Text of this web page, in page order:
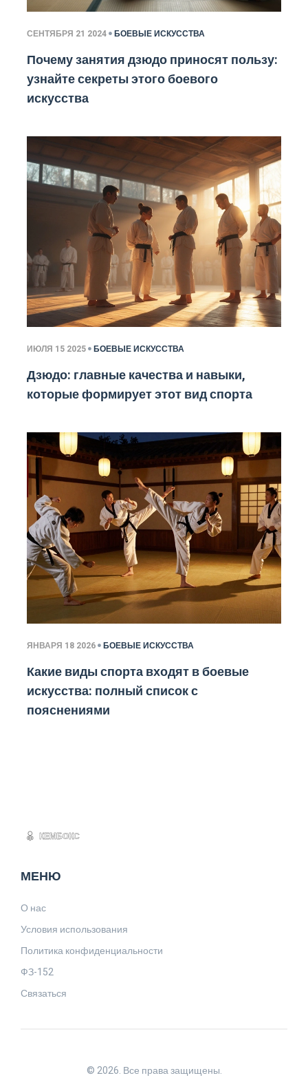
СЕНТЯБРЯ 21 2024 БОЕВЫЕ ИСКУССТВА
Почему занятия дзюдо приносят пользу:
узнайте секреты этого боевого
искусства
ИЮЛЯ 15 2025 БОЕВЫЕ ИСКУССТВА
Дзюдо: главные качества и навыки,
которые формирует этот вид спорта
ЯНВАРЯ 18 2026 БОЕВЫЕ ИСКУССТВА
Какие виды спорта входят в боевые
искусства: полный список с
пояснениями
МЕНЮ
О нас
Условия использования
Политика конфиденциальности
ФЗ-152
Связаться
© 2026. Все права защищены.